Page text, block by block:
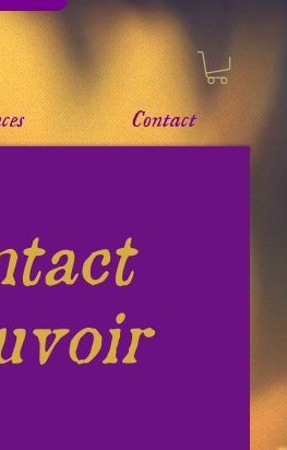
Contact